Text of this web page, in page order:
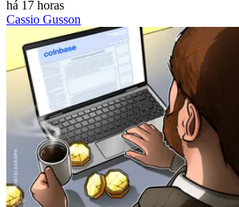
há 17 horas
Cassio Gusson